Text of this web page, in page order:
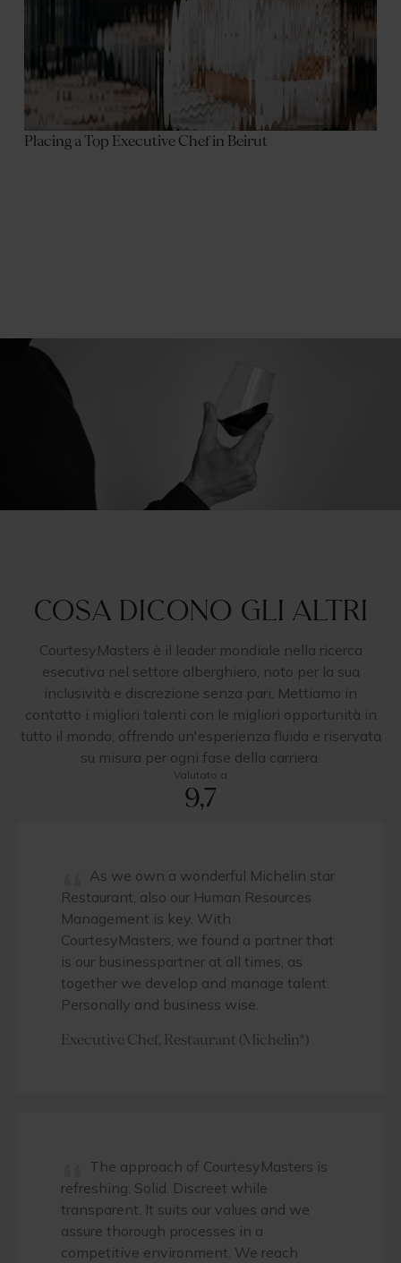
Placing a Top Executive Chef in Beirut
Cosa dicono gli altri
CourtesyMasters è il leader mondiale nella ricerca
esecutiva nel settore alberghiero, noto per la sua
inclusività e discrezione senza pari. Mettiamo in
contatto i migliori talenti con le migliori opportunità in
tutto il mondo, offrendo un'esperienza fluida e riservata
su misura per ogni fase della carriera.
Valutato a
9,7
“ As we own a wonderful Michelin star
Restaurant, also our Human Resources
Management is key. With
CourtesyMasters, we found a partner that
is our businesspartner at all times, as
together we develop and manage talent.
Personally and business wise.
Executive Chef, Restaurant (Michelin*)
“ The approach of CourtesyMasters is
refreshing. Solid. Discreet while
transparent. It suits our values and we
assure thorough processes in a
competitive environment. We reach